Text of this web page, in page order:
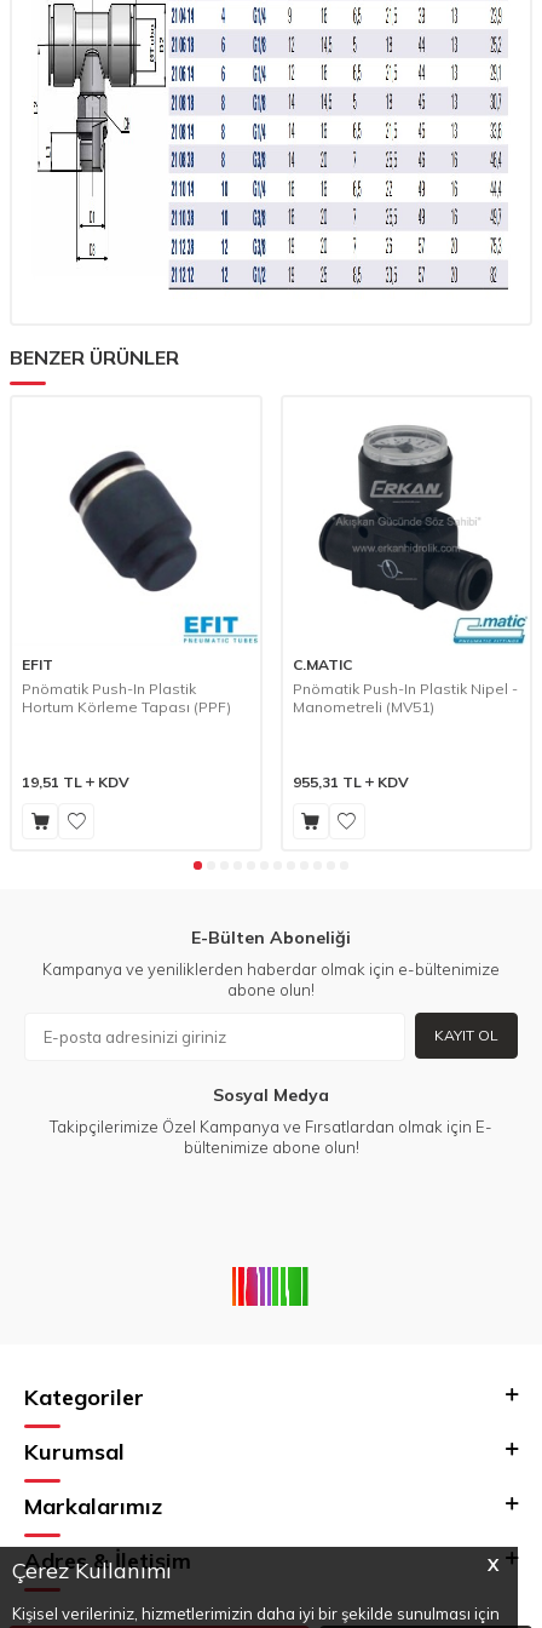
X
Çerez Kullanımı
Kişisel verileriniz, hizmetlerimizin daha iyi bir şekilde sunulması için
BENZER ÜRÜNLER
EFIT
Pnömatik Push-In Plastik
Hortum Körleme Tapası (PPF)
19,51 TL KDV
C.MATIC
Pnömatik Push-In Plastik Nipel -
Manometreli (MV51)
955,31 TL KDV
E-Bülten Aboneliği
Kampanya ve yeniliklerden haberdar olmak için e-bültenimize
abone olun!
KAYIT OL
Sosyal Medya
Takipçilerimize Özel Kampanya ve Fırsatlardan olmak için E-
bültenimize abone olun!
Kategoriler
Kurumsal
Markalarımız
Adres & İletişim